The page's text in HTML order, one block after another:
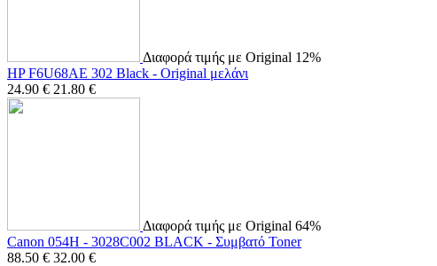
Διαφορά τιμής με Original 12%
HP F6U68AE 302 Black - Original μελάνι
24.90 € 21.80 €
Διαφορά τιμής με Original 64%
Canon 054H - 3028C002 BLACK - Συμβατό Toner
88.50 € 32.00 €